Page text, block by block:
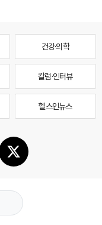
건강·의학
칼럼·인터뷰
헬스인뉴스